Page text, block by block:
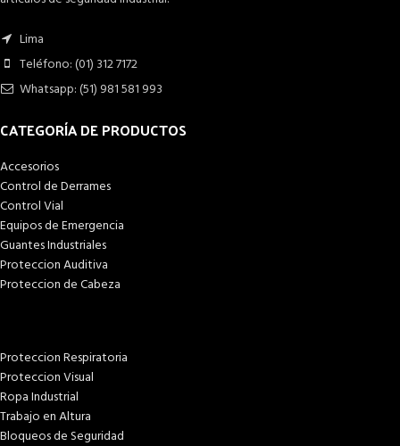
Lima
Teléfono: (01) 312 7172
Whatsapp: (51) 981 581 993
CATEGORÍA DE PRODUCTOS
Accesorios
Control de Derrames
Control Vial
Equipos de Emergencia
Guantes Industriales
Proteccion Auditiva
Proteccion de Cabeza
Proteccion Respiratoria
Proteccion Visual
Ropa Industrial
Trabajo en Altura
Bloqueos de Seguridad